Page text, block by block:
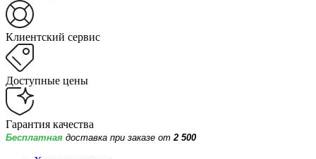
Клиентский сервис
Доступные цены
Гарантия качества
Бесплатная доставка при заказе от 2 500